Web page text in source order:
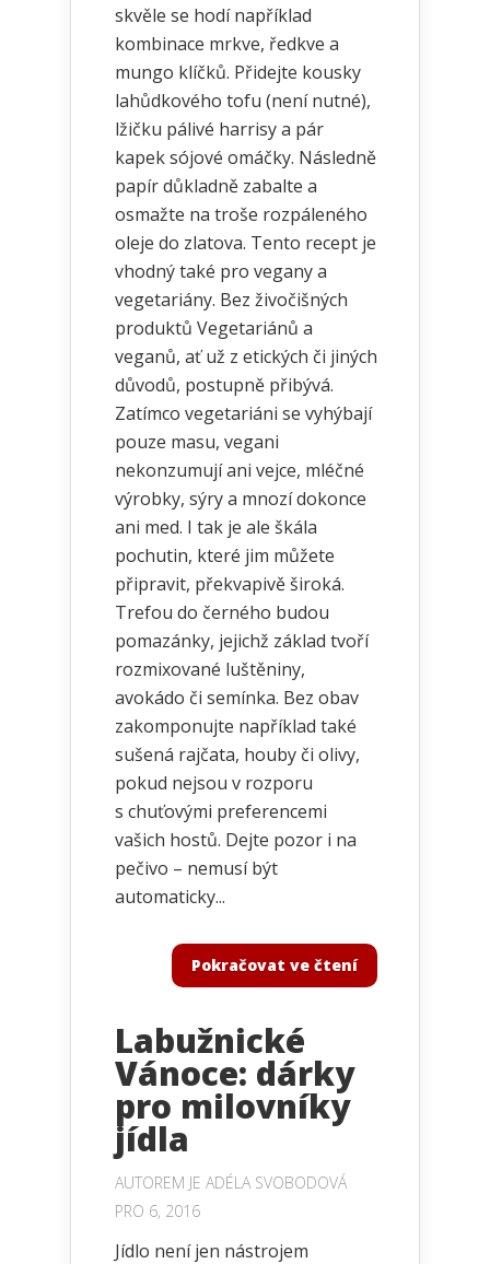
skvěle se hodí například
kombinace mrkve, ředkve a
mungo klíčků. Přidejte kousky
lahůdkového tofu (není nutné),
lžičku pálivé harrisy a pár
kapek sójové omáčky. Následně
papír důkladně zabalte a
osmažte na troše rozpáleného
oleje do zlatova. Tento recept je
vhodný také pro vegany a
vegetariány. Bez živočišných
produktů Vegetariánů a
veganů, ať už z etických či jiných
důvodů, postupně přibývá.
Zatímco vegetariáni se vyhýbají
pouze masu, vegani
nekonzumují ani vejce, mléčné
výrobky, sýry a mnozí dokonce
ani med. I tak je ale škála
pochutin, které jim můžete
připravit, překvapivě široká.
Trefou do černého budou
pomazánky, jejichž základ tvoří
rozmixované luštěniny,
avokádo či semínka. Bez obav
zakomponujte například také
sušená rajčata, houby či olivy,
pokud nejsou v rozporu
s chuťovými preferencemi
vašich hostů. Dejte pozor i na
pečivo – nemusí být
automaticky...
Pokračovat ve čtení
Labužnické
Vánoce: dárky
pro milovníky
jídla
AUTOREM JE ADÉLA SVOBODOVÁ
PRO 6, 2016
Jídlo není jen nástrojem